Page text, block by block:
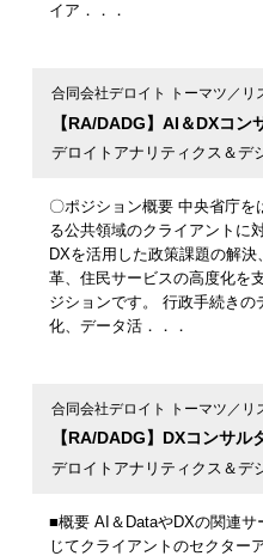
イア．．．
【RA/DADG】AI＆DXコン
デロイトアナリティクス＆デ
合同会社デロイト トーマツ／リ
〇ポジション概要 中央省庁を
る公共領域のクライアントに
DXを活用した政策課題の解決
革、住民サービスの高度化を
ジションです。 行政手続きの
化、データ活．．．
【RA/DADG】DXコンサル
デロイトアナリティクス＆デ
合同会社デロイト トーマツ／リ
■概要 AI＆DataやDXの関連サ
じてクライアントのセクター